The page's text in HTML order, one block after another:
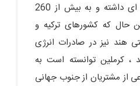
دو کشور رشد بی سابقه ای داشته و به بیش از 260
حال که کشورهای ترکیه و
هند نیز در صادرات انرژی
، کرملین توانسته است به
از مشتریان از جنوب جهانی